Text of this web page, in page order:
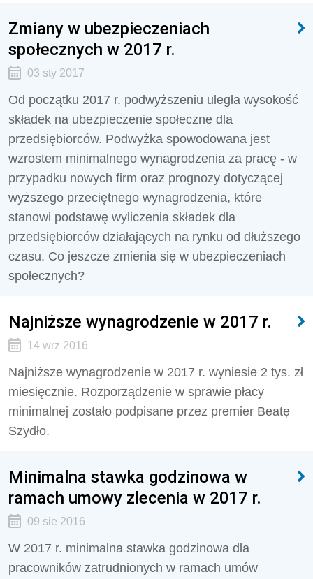
Zmiany w ubezpieczeniach
społecznych w 2017 r.
03 sty 2017
Od początku 2017 r. podwyższeniu uległa wysokość
składek na ubezpieczenie społeczne dla
przedsiębiorców. Podwyżka spowodowana jest
wzrostem minimalnego wynagrodzenia za pracę - w
przypadku nowych firm oraz prognozy dotyczącej
wyższego przeciętnego wynagrodzenia, które
stanowi podstawę wyliczenia składek dla
przedsiębiorców działających na rynku od dłuższego
czasu. Co jeszcze zmienia się w ubezpieczeniach
społecznych?
Najniższe wynagrodzenie w 2017 r.
14 wrz 2016
Najniższe wynagrodzenie w 2017 r. wyniesie 2 tys. zł
miesięcznie. Rozporządzenie w sprawie płacy
minimalnej zostało podpisane przez premier Beatę
Szydło.
Minimalna stawka godzinowa w
ramach umowy zlecenia w 2017 r.
09 sie 2016
W 2017 r. minimalna stawka godzinowa dla
pracowników zatrudnionych w ramach umów